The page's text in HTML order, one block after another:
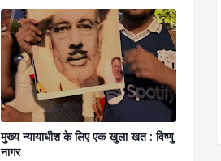
मुख्य न्यायाधीश के लिए एक खुला खत : विष्णु
नागर